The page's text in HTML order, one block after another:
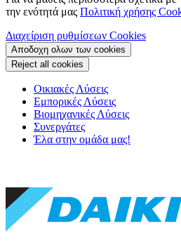
την ενότητά μας Πολιτική χρήσης
Διαχείριση ρυθμίσεων Cookies
Αποδοχη ολων των cookies
Reject all cookies
Οικιακές Λύσεις
Εμπορικές Λύσεις
Βιομηχανικές Λύσεις
Συνεργάτες
Έλα στην ομάδα μας!